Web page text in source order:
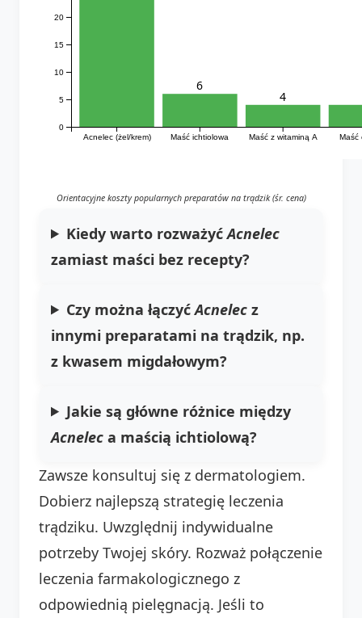
Acnelec (żel/krem) Maść ichtiolowa Maść z witaminą A Maść
0
5
10
15
20
6
4
Orientacyjne koszty popularnych preparatów na trądzik (śr. cena)
Kiedy warto rozważyćAcnelec
zamiast maści bez recepty?
Czy można łączyćAcnelec z
innymi preparatami na trądzik, np.
z kwasem migdałowym?
Jakie są główne różnice między
Acnelec a maścią ichtiolową?
Zawsze konsultuj się z dermatologiem.
Dobierz najlepszą strategię leczenia
trądziku. Uwzględnij indywidualne
potrzeby Twojej skóry. Rozważ połączenie
leczenia farmakologicznego z
odpowiednią pielęgnacją. Jeśli to